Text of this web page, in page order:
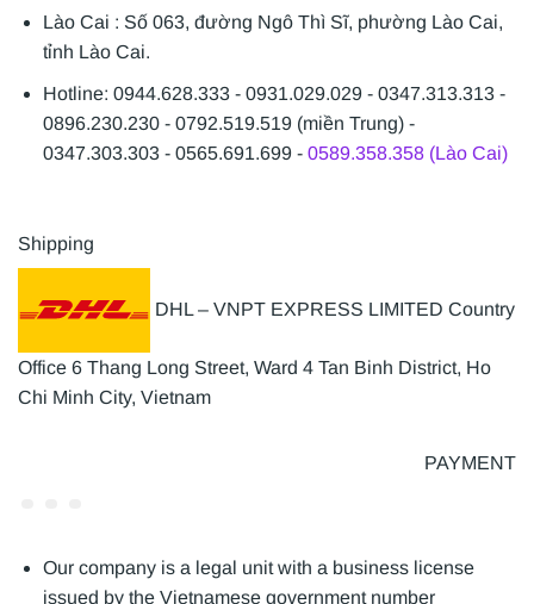
Lào Cai : Số 063, đường Ngô Thì Sĩ, phường Lào Cai,
tỉnh Lào Cai.
Hotline: 0944.628.333 - 0931.029.029 - 0347.313.313 -
0896.230.230 - 0792.519.519 (miền Trung) -
0347.303.303 - 0565.691.699 - 0589.358.358 (Lào Cai)
Shipping
DHL – VNPT EXPRESS LIMITED Country
Office 6 Thang Long Street, Ward 4 Tan Binh District, Ho
Chi Minh City, Vietnam
PAYMENT
Our company is a legal unit with a business license
issued by the Vietnamese government number